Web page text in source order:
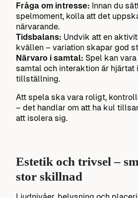
Fråga om intresse: Innan du
spelmoment, kolla att det
närvarande.
Tidsbalans: Undvik att en
kvällen – variation skapar god
Närvaro i samtal: Spel kan
samtal och interaktion är hjärtat
tillställning.
Att spela ska vara roligt,
– det handlar om att ha kul
att isolera sig.
Estetik och trivsel –
stor skillnad